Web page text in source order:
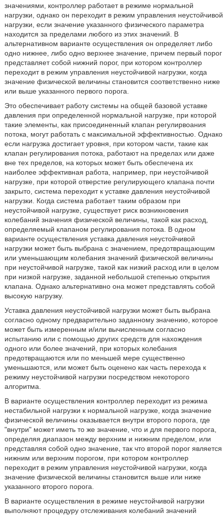
значениями, контроллер работает в режиме нормальной
нагрузки, однако он переходит в режим управления неустойчивой
нагрузки, если значение указанного физического параметра
находится за пределами любого из этих значений. В
альтернативном варианте осуществления он определяет либо
одно нижнее, либо одно верхнее значение, причем первый порог
представляет собой нижний порог, при котором контроллер
переходит в режим управления неустойчивой нагрузки, когда
значение физической величины становится соответственно ниже
или выше указанного первого порога.
Это обеспечивает работу системы на общей базовой уставке
давления при определенной нормальной нагрузке, при которой
такие элементы, как присоединенный клапан регулирвоания
потока, могут работать с максимальной эффективностью. Однако
если нагрузка достигает уровня, при котором части, такие как
клапан регулирования потока, работают на пределах или даже
вне тех пределов, на которых может быть обеспечена их
наиболее эффективная работа, например, при неустойчивой
нагрузке, при которой отверстие регулирующего клапана почти
закрыто, система переходит к уставке давления неустойчивой
нагрузки. Когда система работает таким образом при
неустойчивой нагрузке, существует риск возникновения
колебаний значения физической величины, такой как расход,
определяемый клапаном регулирования потока. В одном
варианте осуществления уставка давления неустойчивой
нагрузки может быть выбрана с значением, предотвращающим
или уменьшающим колебания значений физической величины
при неустойчивой нагрузке, такой как низкий расход или в целом
при низкой нагрузке, заданной небольшой степенью открытия
клапана. Однако альтернативно она может представлять собой
высокую нагрузку.
Уставка давления неустойчивой нагрузки может быть выбрана
согласно одному предварительно заданному значению, которое
может быть измеренным и/или вычисленным согласно
испытанию или с помощью других средств для нахождения
одного или более значений, при которых колебания
предотвращаются или по меньшей мере существенно
уменьшаются, или может быть оценено как часть перехода к
режиму неустойчивой нагрузки посредством некоторого
алгоритма.
В варианте осуществления контроллер переходит из режима
нестабильной нагрузки к нормальной нагрузке, когда значение
физической величины оказывается внутри второго порога, где
"внутри" может иметь то же значение, что и для первого порога,
определяя диапазон между верхним и нижним пределом, или
представляя собой одно значение, так что второй порог является
нижним или верхним порогом, при котором контроллер
переходит в режим управления неустойчивой нагрузки, когда
значение физической величины становится выше или ниже
указанного второго порога.
В варианте осуществления в режиме неустойчивой нагрузки
выполняют процедуру отслеживания колебаний значений